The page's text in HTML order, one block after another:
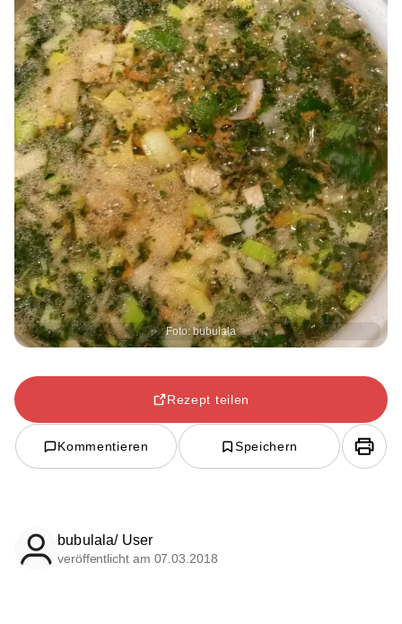
Foto: bubulala
Rezept teilen
Kommentieren Speichern
bubulala/ User
veröffentlicht am 07.03.2018